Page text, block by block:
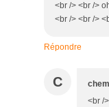
<br /> <br />
<br /> <br />
Répondre
C
<br /